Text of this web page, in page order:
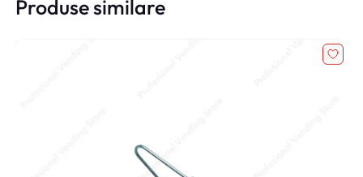
Produse similare